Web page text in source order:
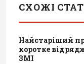
СХОЖІ
Найстаріший
коротке
ЗМІ